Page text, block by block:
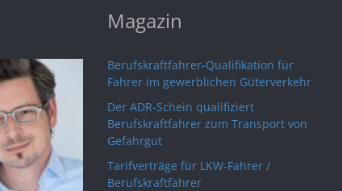
Magazin
Berufskraftfahrer-Qualifikation für
Fahrer im gewerblichen Güterverkehr
Der ADR-Schein qualifiziert
Berufskraftfahrer zum Transport von
Gefahrgut
Tarifverträge für LKW-Fahrer /
Berufskraftfahrer